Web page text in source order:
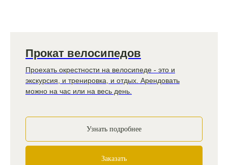
Прокат велосипедов
Проехать окрестности на велосипеде - это и
экскурсия, и тренировка, и отдых. Арендовать
можно на час или на весь день.
Узнать подробнее
Заказать